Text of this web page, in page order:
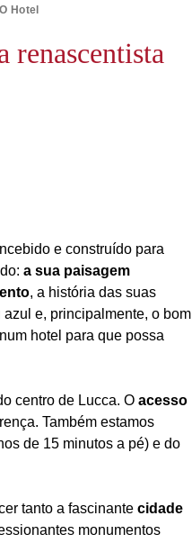
O Hotel
renascentista
e construído para
a sua paisagem
, a história das suas
e, principalmente, o bom
hotel para que possa
centro de Lucca. O acesso
Também estamos
de 15 minutos a pé) e do
tanto a fascinante cidade
monumentos